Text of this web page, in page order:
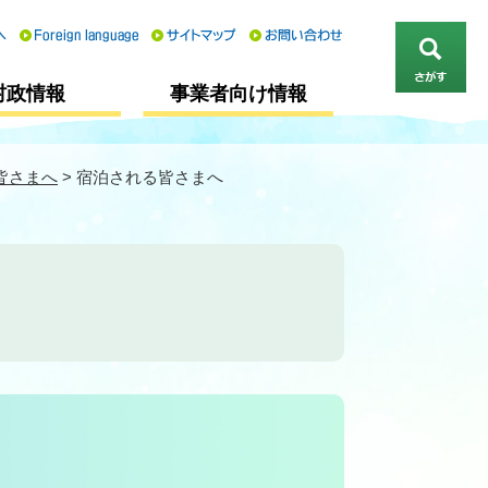
政情報 事業者向け情報
が
す
さまへ > 宿泊される皆さまへ